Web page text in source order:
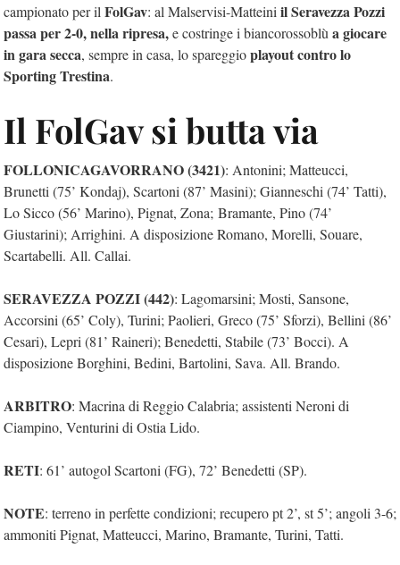
campionato per il FolGav: al Malservisi-Matteini il Seravezza Pozzi
passa per 2-0, nella ripresa,e costringe i biancorossoblù a giocare
in gara secca, sempre in casa, lo spareggioplayout contro lo
Sporting Trestina.
Il FolGav si butta via
FOLLONICAGAVORRANO (3421): Antonini; Matteucci,
Brunetti (75’ Kondaj), Scartoni (87’ Masini); Gianneschi (74’ Tatti),
Lo Sicco (56’ Marino), Pignat, Zona; Bramante, Pino (74’
Giustarini); Arrighini. A disposizione Romano, Morelli, Souare,
Scartabelli. All. Callai.
SERAVEZZA POZZI (442): Lagomarsini; Mosti, Sansone,
Accorsini (65’ Coly), Turini; Paolieri, Greco (75’ Sforzi), Bellini (86’
Cesari), Lepri (81’ Raineri); Benedetti, Stabile (73’ Bocci). A
disposizione Borghini, Bedini, Bartolini, Sava. All. Brando.
ARBITRO: Macrina di Reggio Calabria; assistenti Neroni di
Ciampino, Venturini di Ostia Lido.
RETI: 61’ autogol Scartoni (FG), 72’ Benedetti (SP).
NOTE: terreno in perfette condizioni; recupero pt 2’, st 5’; angoli 3-6;
ammoniti Pignat, Matteucci, Marino, Bramante, Turini, Tatti.